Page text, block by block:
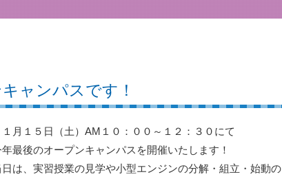
ャンパスです！
１月１５日（土）AM１０：００～１２：３０にて
最後のオープンキャンパスを開催いたします！
日は、実習授業の見学や小型エンジンの分解・組立・始動の